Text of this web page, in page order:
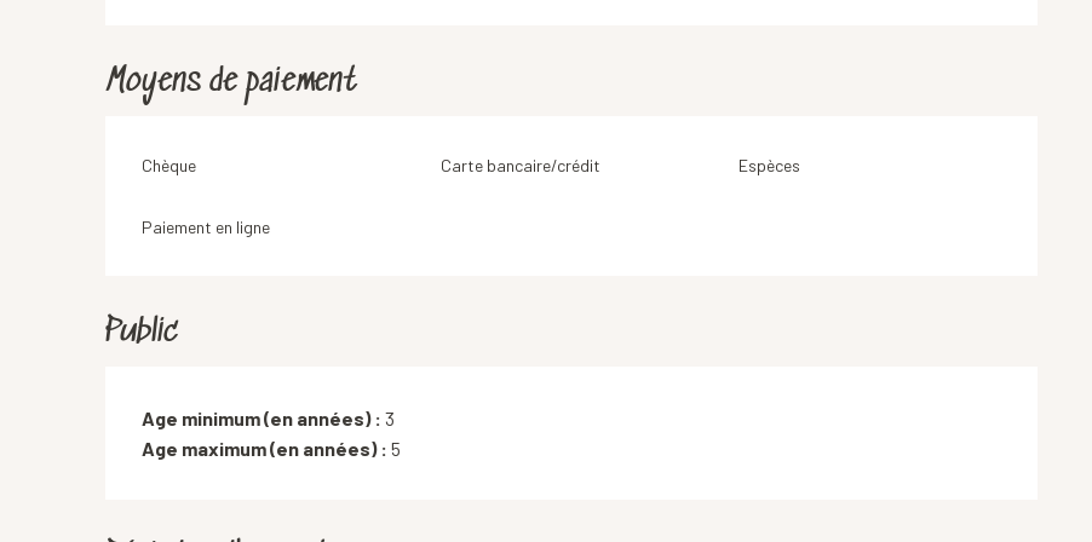
Moyens de paiement
Chèque Carte bancaire/crédit Espèces
Paiement en ligne
Public
Age minimum (en années) : 3
Age maximum (en années) : 5